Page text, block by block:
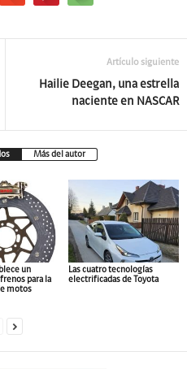
Artículo siguiente
Hailie Deegan, una estrella
naciente en NASCAR
Más del autor
un
para la
motos
Las cuatro tecnologías
electrificadas de Toyota